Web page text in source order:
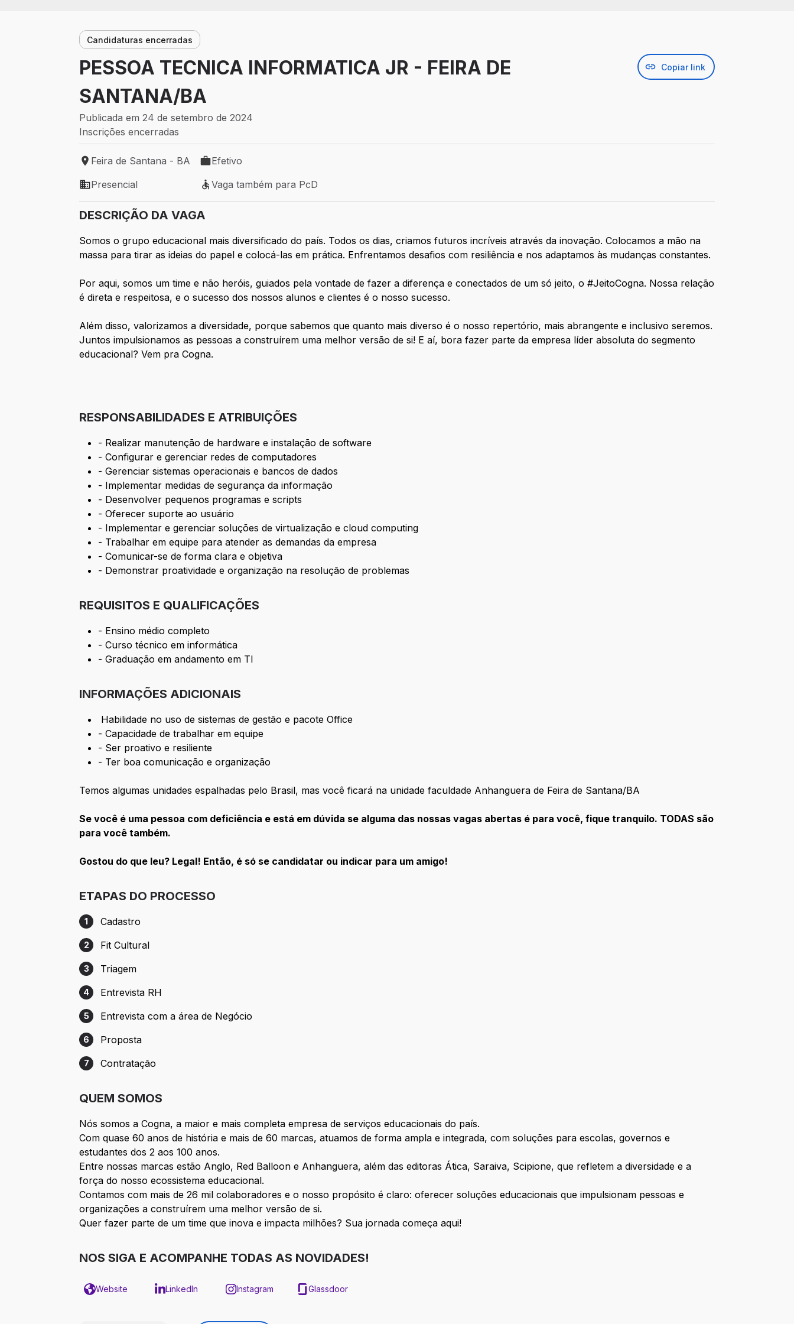
Candidaturas encerradas
PESSOA TECNICA INFORMATICA JR - FEIRA DE
SANTANA/BA
Copiar link
Publicada em 24 de setembro de 2024
Inscrições encerradas
Local de trabalho: Feira de Santana - BA
Feira de Santana - BA
Tipo de vaga: Efetivo
Efetivo
Modelo de trabalho: Presencial
Presencial
Vaga também para PcD
Vaga também para PcD
DESCRIÇÃO DA VAGA
Somos o grupo educacional mais diversificado do país. Todos os dias, criamos futuros incríveis através da inovação. Colocamos a mão na
massa para tirar as ideias do papel e colocá-las em prática. Enfrentamos desafios com resiliência e nos adaptamos às mudanças constantes.
Por aqui, somos um time e não heróis, guiados pela vontade de fazer a diferença e conectados de um só jeito, o #JeitoCogna. Nossa relação
é direta e respeitosa, e o sucesso dos nossos alunos e clientes é o nosso sucesso.
Além disso, valorizamos a diversidade, porque sabemos que quanto mais diverso é o nosso repertório, mais abrangente e inclusivo seremos.
Juntos impulsionamos as pessoas a construírem uma melhor versão de si! E aí, bora fazer parte da empresa líder absoluta do segmento
educacional? Vem pra Cogna.
RESPONSABILIDADES E ATRIBUIÇÕES
- Realizar manutenção de hardware e instalação de software
- Configurar e gerenciar redes de computadores
- Gerenciar sistemas operacionais e bancos de dados
- Implementar medidas de segurança da informação
- Desenvolver pequenos programas e scripts
- Oferecer suporte ao usuário
- Implementar e gerenciar soluções de virtualização e cloud computing
- Trabalhar em equipe para atender as demandas da empresa
- Comunicar-se de forma clara e objetiva
- Demonstrar proatividade e organização na resolução de problemas
REQUISITOS E QUALIFICAÇÕES
- Ensino médio completo
- Curso técnico em informática
- Graduação em andamento em TI
INFORMAÇÕES ADICIONAIS
Habilidade no uso de sistemas de gestão e pacote Office
- Capacidade de trabalhar em equipe
- Ser proativo e resiliente
- Ter boa comunicação e organização
Temos algumas unidades espalhadas pelo Brasil, mas você ficará na unidade faculdade Anhanguera de Feira de Santana/BA
Se você é uma pessoa com deficiência e está em dúvida se alguma das nossas vagas abertas é para você, fique tranquilo. TODAS são
para você também.
Gostou do que leu? Legal! Então, é só se candidatar ou indicar para um amigo!
ETAPAS DO PROCESSO
Etapa 1: Cadastro
1 Cadastro
Etapa 2: Fit Cultural
2 Fit Cultural
Etapa 3: Triagem
3 Triagem
Etapa 4: Entrevista RH
4 Entrevista RH
Etapa 5: Entrevista com a área de Negócio
5 Entrevista com a área de Negócio
Etapa 6: Proposta
6 Proposta
Etapa 7: Contratação
7 Contratação
QUEM SOMOS
Nós somos a Cogna, a maior e mais completa empresa de serviços educacionais do país.
Com quase 60 anos de história e mais de 60 marcas, atuamos de forma ampla e integrada, com soluções para escolas, governos e
estudantes dos 2 aos 100 anos.
Entre nossas marcas estão Anglo, Red Balloon e Anhanguera, além das editoras Ática, Saraiva, Scipione, que refletem a diversidade e a
força do nosso ecossistema educacional.
Contamos com mais de 26 mil colaboradores e o nosso propósito é claro: oferecer soluções educacionais que impulsionam pessoas e
organizações a construírem uma melhor versão de si.
Quer fazer parte de um time que inova e impacta milhões? Sua jornada começa aqui!
NOS SIGA E ACOMPANHE TODAS AS NOVIDADES!
Website LinkedIn Instagram Glassdoor